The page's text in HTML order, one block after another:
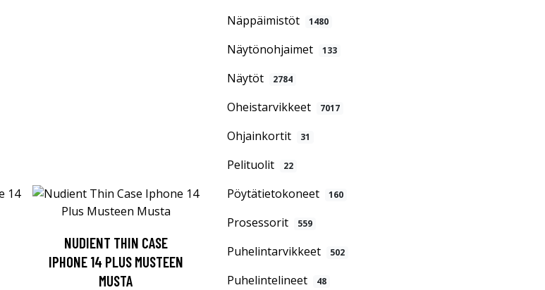
Näppäimistöt 1480
Näytönohjaimet 133
Näytöt 2784
Oheistarvikkeet 7017
Ohjainkortit 31
Pelituolit 22
Pöytätietokoneet 160
Prosessorit 559
Puhelintarvikkeet 502
Puhelintelineet 48
NUDIENT THIN CASE
IPHONE 14 PLUS MUSTEEN
MUSTA